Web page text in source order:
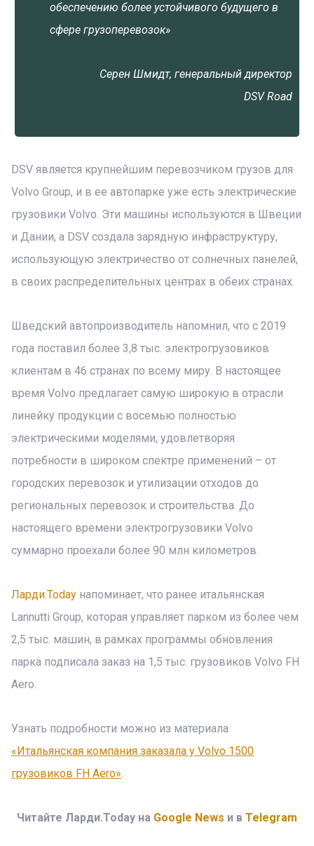
обеспечению более устойчивого будущего в
сфере грузоперевозок»
Серен Шмидт, генеральный директор
DSV Road
DSV является крупнейшим перевозчиком грузов для
Volvo Group, и в ее автопарке уже есть электрические
грузовики Volvo. Эти машины используются в Швеции
и Дании, а DSV создала зарядную инфраструктуру,
использующую электричество от солнечных панелей,
в своих распределительных центрах в обеих странах.
Шведский автопроизводитель напомнил, что с 2019
года поставил более 3,8 тыс. электрогрузовиков
клиентам в 46 странах по всему миру. В настоящее
время Volvo предлагает самую широкую в отрасли
линейку продукции с восемью полностью
электрическими моделями, удовлетворяя
потребности в широком спектре применений – от
городских перевозок и утилизации отходов до
региональных перевозок и строительства. До
настоящего времени электрогрузовики Volvo
суммарно проехали более 90 млн километров.
Ларди.Today напоминает, что ранее итальянская
Lannutti Group, которая управляет парком из более чем
2,5 тыс. машин, в рамках программы обновления
парка подписала заказ на 1,5 тыс. грузовиков Volvo FH
Aero.
Узнать подробности можно из материала
«Итальянская компания заказала у Volvo 1500
грузовиков FH Aero».
Читайте Ларди.Today на Google News и в Telegram